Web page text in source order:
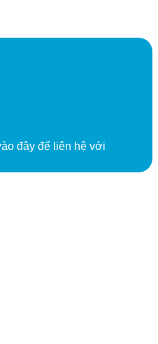
đây để liên hệ với